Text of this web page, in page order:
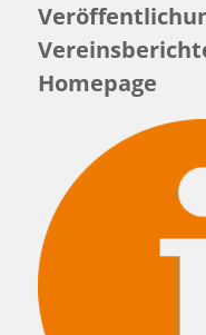
Homepage